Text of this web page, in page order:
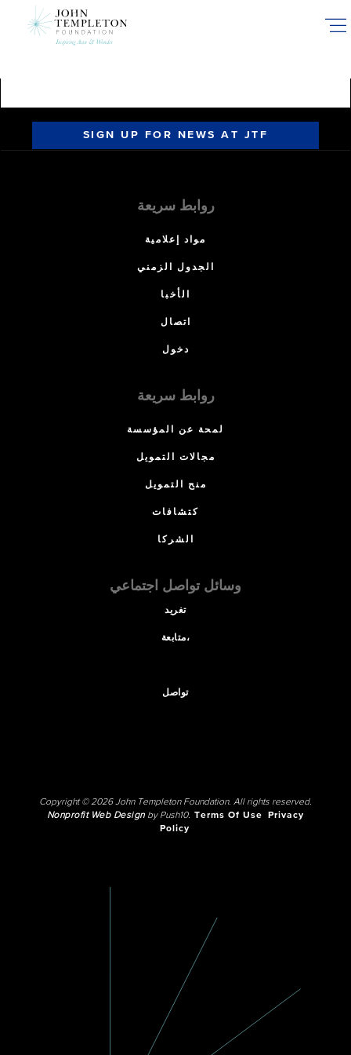
SIGN UP FOR NEWS AT JTF
روابط سريعة
مواد إعلامية
الجدول الزمني
الأخبا
اتصال
دخول
روابط سريعة
لمحة عن المؤسسة
مجالات التمويل
منح التمويل
كتشافات
الشركا
وسائل تواصل اجتماعي
تغريد
متابعة،
تواصل
Copyright © 2026 John Templeton Foundation. All rights reserved.
Nonprofit Web Designby Push10. Terms Of Use
Privacy
Policy